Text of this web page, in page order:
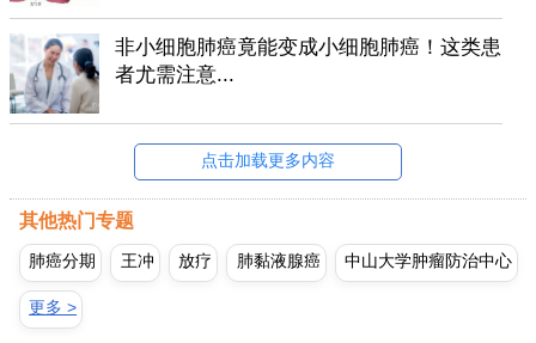
非小细胞肺癌竟能变成小细胞肺癌！这类患
者尤需注意...
点击加载更多内容
其他热门专题
肺癌分期 王冲 放疗 肺黏液腺癌 中山大学肿瘤防治中心
更多 >